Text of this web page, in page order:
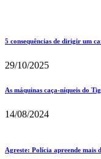
5 consequências de dirigir um
29/10/2025
As máquinas caça-níqueis do
14/08/2024
Agreste: Polícia apreende mais